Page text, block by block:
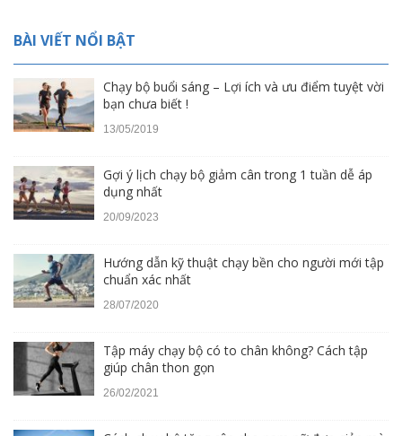
BÀI VIẾT NỔI BẬT
Chạy bộ buổi sáng – Lợi ích và ưu điểm tuyệt vời
bạn chưa biết !
13/05/2019
Gợi ý lịch chạy bộ giảm cân trong 1 tuần dễ áp
dụng nhất
20/09/2023
Hướng dẫn kỹ thuật chạy bền cho người mới tập
chuẩn xác nhất
28/07/2020
Tập máy chạy bộ có to chân không? Cách tập
giúp chân thon gọn
26/02/2021